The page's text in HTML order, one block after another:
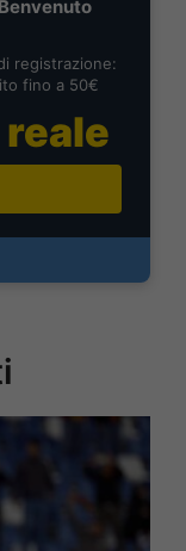
registrazione:
fino a 50€